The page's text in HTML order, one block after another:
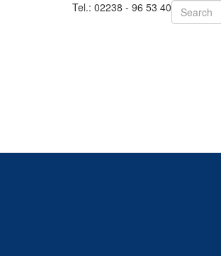
Tel.: 02238 - 96 53 40